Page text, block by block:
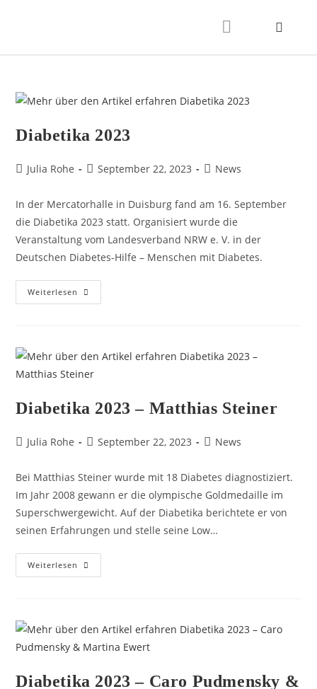
Diabetika 2023
Julia Rohe September 22, 2023 News
In der Mercatorhalle in Duisburg fand am 16. September
die Diabetika 2023 statt. Organisiert wurde die
Veranstaltung vom Landesverband NRW e. V. in der
Deutschen Diabetes-Hilfe – Menschen mit Diabetes.
Weiterlesen
Diabetika 2023 – Matthias Steiner
Julia Rohe September 22, 2023 News
Bei Matthias Steiner wurde mit 18 Diabetes diagnostiziert.
Im Jahr 2008 gewann er die olympische Goldmedaille im
Superschwergewicht. Auf der Diabetika berichtete er von
seinen Erfahrungen und stelle seine Low…
Weiterlesen
Diabetika 2023 – Caro Pudmensky &